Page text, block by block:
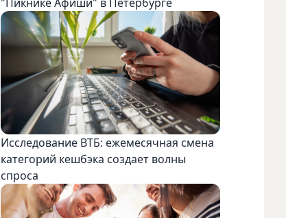
Исследование ВТБ: ежемесячная смена
категорий кешбэка создает волны
спроса